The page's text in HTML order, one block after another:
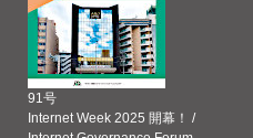
91号
Internet Week 2025 開幕！ /